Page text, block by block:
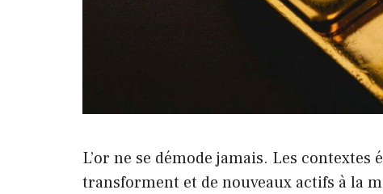
L’or ne se démode jamais. Les
transforment et de nouveaux actifs à la